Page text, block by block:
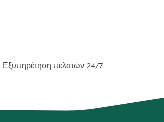
Εξυπηρέτηση πελατών 24/7